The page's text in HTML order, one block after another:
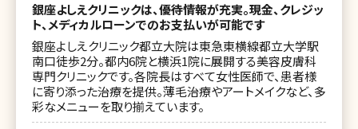
湘南美容クリニック 所沢院
湘南美容クリニック 川越院
湘南美容クリニック 熊谷院
湘南美容クリニック 千葉センシティ院
銀座よしえクリニックは、優待情報が充実。現金、クレジッ
ト、メディカルローンでのお支払いが可能です
銀座よしえクリニック都立大院は東急東横線都立大学駅
南口徒歩2分。都内6院と横浜1院に展開する美容皮膚科
専門クリニックです。各院長はすべて女性医師で、患者様
に寄り添った治療を提供。薄毛治療やアートメイクなど、多
彩なメニューを取り揃えています。